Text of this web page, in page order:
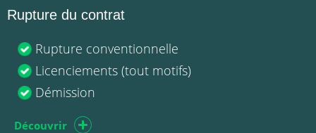
Rupture du contrat
Rupture conventionnelle
Licenciements (tout motifs)
Démission
Découvrir